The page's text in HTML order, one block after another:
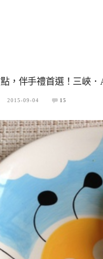
，伴手禮首選！三峽．
2015-09-04 15